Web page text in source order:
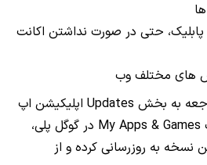
حتی در صورت نداشتن اکانت
های مختلف وب
هم اکنون می توانید با مراجعه به بخش Updates اپلیکیشن اپ
استور یا مراجعه به قسمت My Apps & Games در گوگل پلی،
نسخه به روزرسانی کرده و از